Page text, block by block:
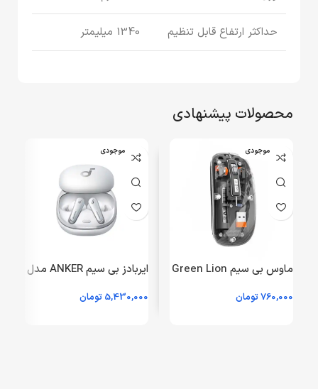
حداکثر ارتفاع قابل تنظیم 1340 میلیمتر
محصولات پیشنهادی
اتمام موجودی
ماوس بی سیم Green Lion
2 – خاکستری (open box)
760,000تومان
اتمام موجودی
ایربادز بی سیم ANKER مدل
5,430,000 تومان